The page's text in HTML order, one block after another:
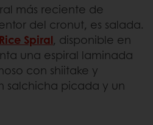
más reciente de
del cronut, es salada.
Spiral, disponible en
una espiral laminada
con shiitake y
salchicha picada y un